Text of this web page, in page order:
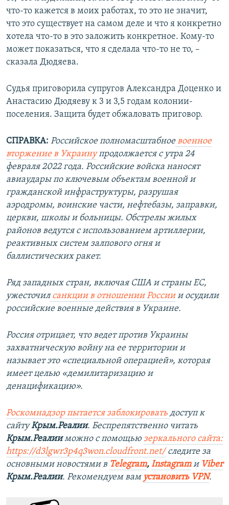
что-то кажется в моих работах, то это не значит,
что это существует на самом деле и что я конкретно
хотела что-то в это заложить конкретное. Кому-то
может показаться, что я сделала что-то не то, –
сказала Дюдяева.
Судья приговорила супругов Александра Доценко и
Анастасию Дюдяеву к 3 и 3,5 годам колонии-
поселения. Защита будет обжаловать приговор.
СПРАВКА: Российское полномасштабноевоенное
вторжение в Украинупродолжается с утра 24
февраля 2022 года. Российские войска наносят
авиаудары по ключевым объектам военной и
гражданской инфраструктуры, разрушая
аэродромы, воинские части, нефтебазы, заправки,
церкви, школы и больницы. Обстрелы жилых
районов ведутся с использованием артиллерии,
реактивных систем залпового огня и
баллистических ракет.
Ряд западных стран, включая США и страны ЕС,
ужесточилсанкции в отношении Россиии осудили
российские военные действия в Украине.
Россия отрицает, что ведет против Украины
захватническую войну на ее территории и
называет это «специальной операцией», которая
имеет целью «демилитаризацию и
денацификацию».
Роскомнадзор пытается заблокировать доступ к
сайтуКрым.Реалии. Беспрепятственно читать
Крым.Реалииможно с помощью зеркального сайта:
https://d3lgwr3p4q3won.cloudfront.net/следите за
основными новостями в Telegram, Instagramи Viber
Крым.Реалии. Рекомендуем вам установить VPN.